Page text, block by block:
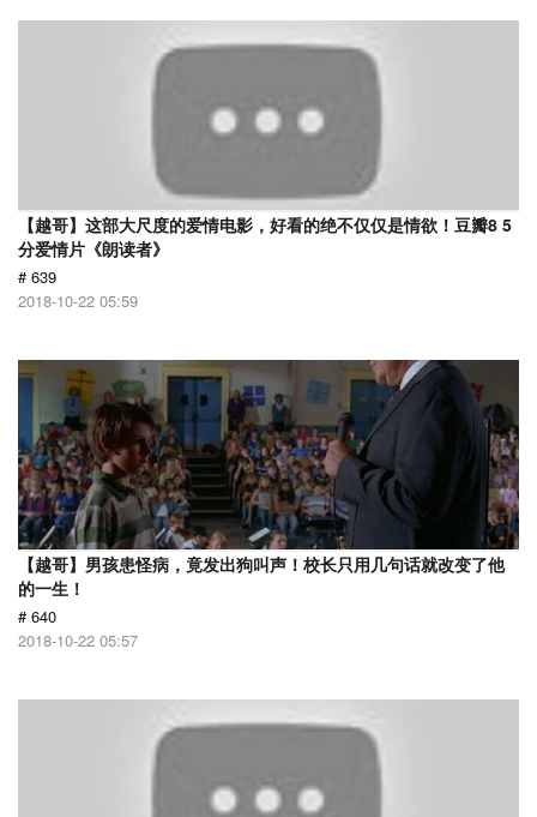
【越哥】这部大尺度的爱情电影，好看的绝不仅仅是情欲！豆瓣8 5
分爱情片《朗读者》
# 639
2018-10-22 05:59
【越哥】男孩患怪病，竟发出狗叫声！校长只用几句话就改变了他
的一生！
# 640
2018-10-22 05:57